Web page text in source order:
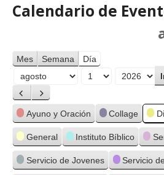
Calendario de
Mes Semana Día
Mes
Día
Año
Anterior
Siguiente
Categorías
Ayuno y Oración Collage
General Instituto Bíblico
Servicio de Jovenes Servicio